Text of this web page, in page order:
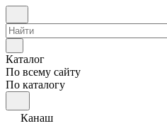
Каталог
По всему сайту
По каталогу
Канаш